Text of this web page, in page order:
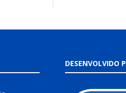
DESENVOLVIDO